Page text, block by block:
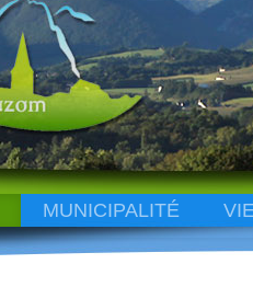
MUNICIPALITÉ